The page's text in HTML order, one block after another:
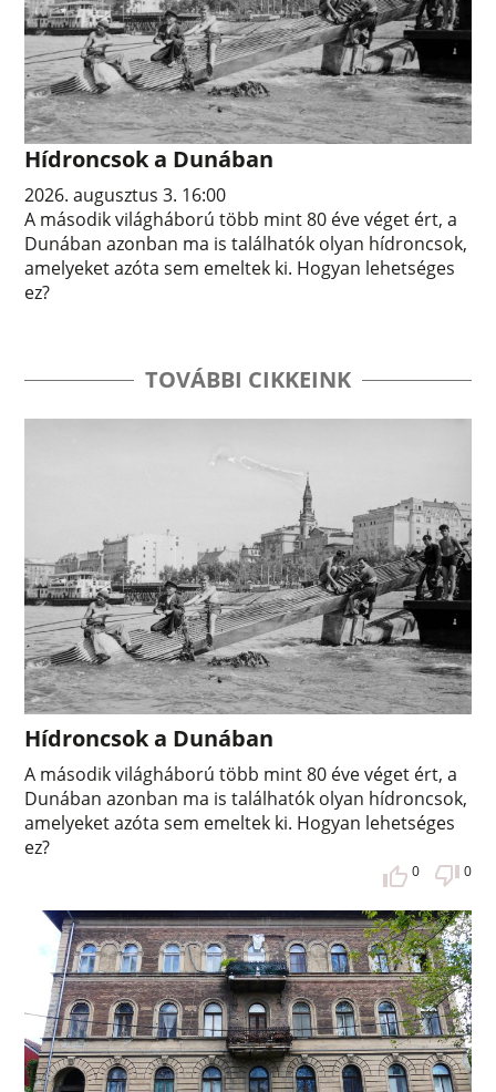
Hídroncsok a Dunában
2026. augusztus 3. 16:00
A második világháború több mint 80 éve véget ért, a
Dunában azonban ma is találhatók olyan hídroncsok,
amelyeket azóta sem emeltek ki. Hogyan lehetséges
ez?
TOVÁBBI CIKKEINK
Hídroncsok a Dunában
A második világháború több mint 80 éve véget ért, a
Dunában azonban ma is találhatók olyan hídroncsok,
amelyeket azóta sem emeltek ki. Hogyan lehetséges
ez?
0 0